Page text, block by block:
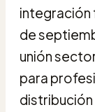
integración
de
unión
para